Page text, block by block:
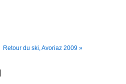
Retour du ski, Avoriaz 2009 »